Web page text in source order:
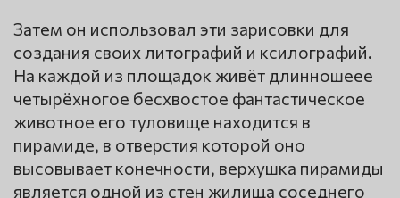
Затем он использовал эти зарисовки для
создания своих литографий и ксилографий.
На каждой из площадок живёт длинношеее
четырёхногое бесхвостое фантастическое
животное его туловище находится в
пирамиде, в отверстия которой оно
высовывает конечности, верхушка пирамиды
является одной из стен жилища соседнего